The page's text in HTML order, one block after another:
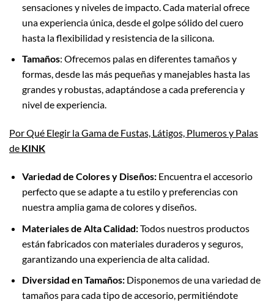
sensaciones y niveles de impacto. Cada material ofrece
una experiencia única, desde el golpe sólido del cuero
hasta la flexibilidad y resistencia de la silicona.
Tamaños: Ofrecemos palas en diferentes tamaños y
formas, desde las más pequeñas y manejables hasta las
grandes y robustas, adaptándose a cada preferencia y
nivel de experiencia.
Por Qué Elegir la Gama de Fustas, Látigos, Plumeros y Palas
de KINK
Variedad de Colores y Diseños:Encuentra el accesorio
perfecto que se adapte a tu estilo y preferencias con
nuestra amplia gama de colores y diseños.
Materiales de Alta Calidad:Todos nuestros productos
están fabricados con materiales duraderos y seguros,
garantizando una experiencia de alta calidad.
Diversidad en Tamaños: Disponemos de una variedad de
tamaños para cada tipo de accesorio, permitiéndote